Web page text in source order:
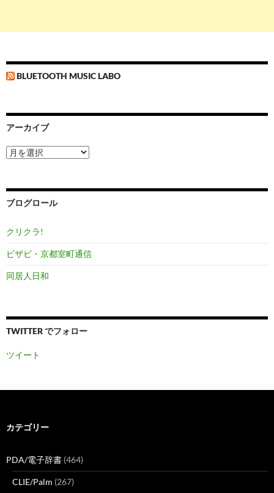
BLUETOOTH MUSIC LABO
アーカイブ
ア
ー
ブ
ブログロール
クリクラ!
ビザビ・京都室町通信
同居人日和
TWITTER でフォロー
ツイート
カテゴリー
PDA/電子辞書 (464)
CLIE/Palm (267)